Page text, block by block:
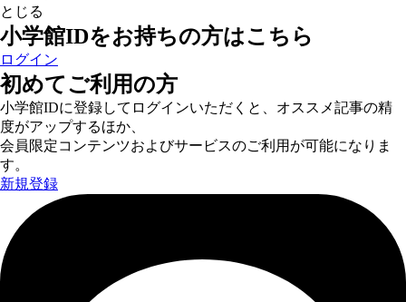
とじる
小学館IDをお持ちの方はこちら
ログイン
初めてご利用の方
小学館IDに登録してログインいただくと、オススメ記事の精
度がアップするほか、
会員限定コンテンツおよびサービスのご利用が可能になりま
す。
新規登録